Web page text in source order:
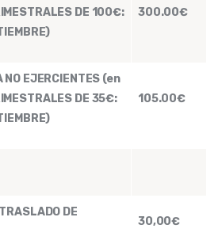
DE 100€:
300.00€
NO EJERCIENTES (en
DE 35€:
105.00€
DE
30,00€